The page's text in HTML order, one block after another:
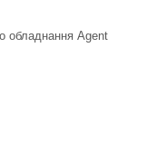
обладнання Agent